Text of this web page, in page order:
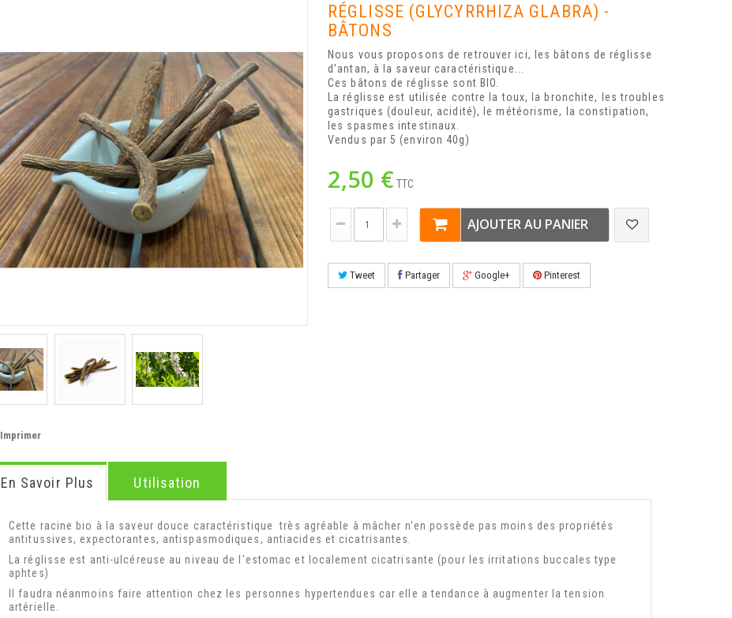
Imprimer
RÉGLISSE (GLYCYRRHIZA GLABRA) -
BÂTONS
Nous vous proposons de retrouver ici, les bâtons de réglisse
d'antan, à la saveur caractéristique...
Ces bâtons de réglisse sont BIO.
La réglisse est utilisée contre la toux, la bronchite, les troubles
gastriques (douleur, acidité), le météorisme, la constipation,
les spasmes intestinaux.
Vendus par 5 (environ 40g)
2,50 € TTC
AJOUTER AU PANIER
Tweet Partager Google+ Pinterest
En Savoir Plus Utilisation
Cette racine bio à la saveur douce caractéristique très agréable à mâcher n'en possède pas moins des propriétés
antitussives, expectorantes, antispasmodiques, antiacides et cicatrisantes.
La réglisse est anti-ulcéreuse au niveau de l'estomac et localement cicatrisante (pour les irritations buccales type
aphtes)
Il faudra néanmoins faire attention chez les personnes hypertendues car elle a tendance à augmenter la tension
artérielle.